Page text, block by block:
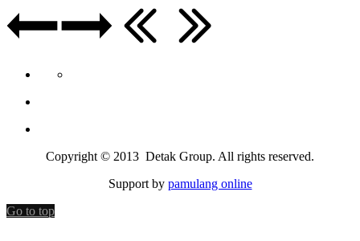
Copyright © 2013 Detak Group. All rights reserved.
Support by pamulang online
Go to top